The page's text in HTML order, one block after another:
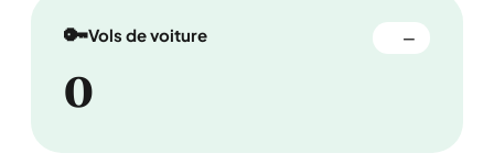
🔑Vols de voiture —
0